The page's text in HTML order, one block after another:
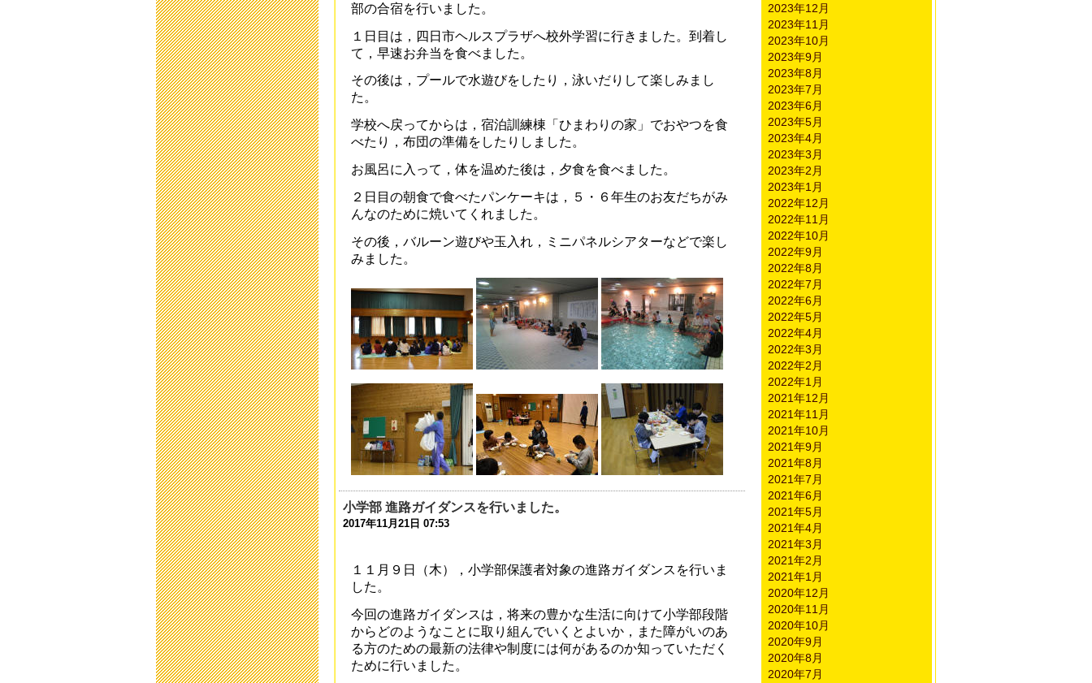
欠席・遅刻連絡フォームについて
2021年4月 7日 19:11
2020年10月18日 06:50
運動会延期の案内
2020年10月16日 13:54
第32回公開研究会 開催中止のお知らせ
令和2年度 卒業生行事中止の案内
学校教育活動の再開，分散登校のお知らせ
臨時休校中の一時預かりについて
2020年4月30日 10:00
臨時休校延長のお知らせ
臨時休校期間中の登校日等の取り止めについての連絡
2020年4月17日 16:00
送迎時における附属学校の構内道路の通行ルールについての連絡
2020年4月 8日 10:53
新型コロナウィルス感染症に関する休校についての連絡
2020年3月10日 16:39
2020年2月26日 17:41
2019年11月11日 17:43
本日（10/13）運動会を実施します
2019年10月13日 06:04
部の合宿を行いました。
１日目は，四日市ヘルスプラザへ校外学習に行きました。到着し
て，早速お弁当を食べました。
その後は，プールで水遊びをしたり，泳いだりして楽しみまし
た。
学校へ戻ってからは，宿泊訓練棟「ひまわりの家」でおやつを食
べたり，布団の準備をしたりしました。
お風呂に入って，体を温めた後は，夕食を食べました。
２日目の朝食で食べたパンケーキは，５・６年生のお友だちがみ
んなのために焼いてくれました。
その後，バルーン遊びや玉入れ，ミニパネルシアターなどで楽し
みました。
小学部 進路ガイダンスを行いました。
2017年11月21日 07:53
１１月９日（木），小学部保護者対象の進路ガイダンスを行いま
した。
今回の進路ガイダンスは，将来の豊かな生活に向けて小学部段階
からどのようなことに取り組んでいくとよいか，また障がいのあ
る方のための最新の法律や制度には何があるのか知っていただく
ために行いました。
2023年12月
2023年11月
2023年10月
2023年9月
2023年8月
2023年7月
2023年6月
2023年5月
2023年4月
2023年3月
2023年2月
2023年1月
2022年12月
2022年11月
2022年10月
2022年9月
2022年8月
2022年7月
2022年6月
2022年5月
2022年4月
2022年3月
2022年2月
2022年1月
2021年12月
2021年11月
2021年10月
2021年9月
2021年8月
2021年7月
2021年6月
2021年5月
2021年4月
2021年3月
2021年2月
2021年1月
2020年12月
2020年11月
2020年10月
2020年9月
2020年8月
2020年7月